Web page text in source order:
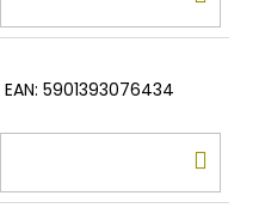
EAN: 5901393076434